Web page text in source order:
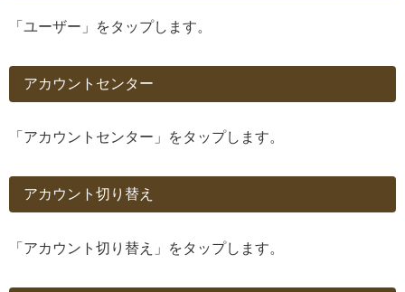
「ユーザー」をタップします。
アカウントセンター
「アカウントセンター」をタップします。
アカウント切り替え
「アカウント切り替え」をタップします。